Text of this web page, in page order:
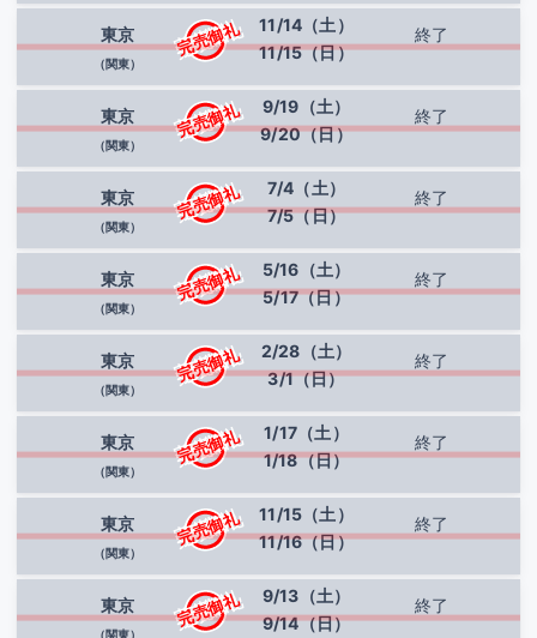
東京
（関東）
完売御礼
11/14（土）
11/15（日）
終了
東京
（関東）
完売御礼
9/19（土）
9/20（日）
終了
東京
（関東）
完売御礼
7/4（土）
7/5（日）
終了
東京
（関東）
完売御礼
5/16（土）
5/17（日）
終了
東京
（関東）
完売御礼
2/28（土）
3/1（日）
終了
東京
（関東）
完売御礼
1/17（土）
1/18（日）
終了
東京
（関東）
完売御礼
11/15（土）
11/16（日）
終了
東京
（関東）
完売御礼
9/13（土）
9/14（日）
終了